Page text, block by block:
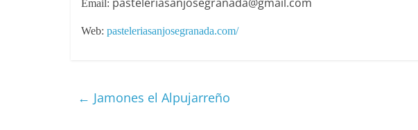
Email:
Web: pasteleriasanjosegranada.com/
← Jamones el Alpujarreño